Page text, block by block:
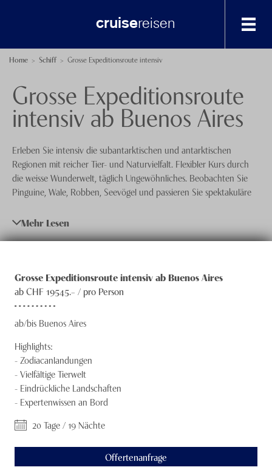
cruisereisen
Destinationen
Afrika, Indischer Ozean und Orient
Asien
Karibik und Zentralamerika
Nordamerika und Alaska
Nordost- und Nordwestpassage
Südsee und Hawaii
Transatlantik
Westliches Mittelmeer
Spezialisten-Team
+41 41 729 14 23
Über uns
Feedback
Nachhaltigkeit
Knecht Gruppe
knechtreisen
Home Schiff Grosse Expeditionsroute intensiv
Grosse Expeditionsroute
intensiv ab Buenos Aires
Erleben Sie intensiv die subantarktischen und antarktischen
Regionen mit reicher Tier- und Naturvielfalt. Flexibler Kurs durch
die weisse Wunderwelt, täglich Ungewöhnliches. Beobachten Sie
Pinguine, Wale, Robben, Seevögel und passieren Sie spektakuläre
Anlandungen und Wanderungen, begleitet von Expertenvorträgen.
21.12. - 10.01.2025
Mehr Lesen
Grosse Expeditionsroute intensiv ab Buenos Aires
ab CHF19545.– / pro Person
ab/bis Buenos Aires
Highlights:
- Zodiacanlandungen
-Vielfältige Tierwelt
- Eindrückliche Landschaften
- Expertenwissen an Bord
20 Tage / 19 Nächte
Offertenanfrage